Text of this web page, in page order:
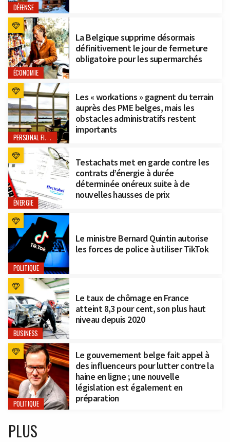
DÉFENSE
ÉCONOMIE
La Belgique supprime désormais
définitivement le jour de fermeture
obligatoire pour les supermarchés
PERSONAL FINANCE
Les « workations » gagnent du terrain
auprès des PME belges, mais les
obstacles administratifs restent
importants
ÉNERGIE
Testachats met en garde contre les
contrats d’énergie à durée
déterminée onéreux suite à de
nouvelles hausses de prix
POLITIQUE
Le ministre Bernard Quintin autorise
les forces de police à utiliser TikTok
BUSINESS
Le taux de chômage en France
atteint 8,3 pour cent, son plus haut
niveau depuis 2020
POLITIQUE
Le gouvernement belge fait appel à
des influenceurs pour lutter contre la
haine en ligne ; une nouvelle
législation est également en
préparation
PLUS